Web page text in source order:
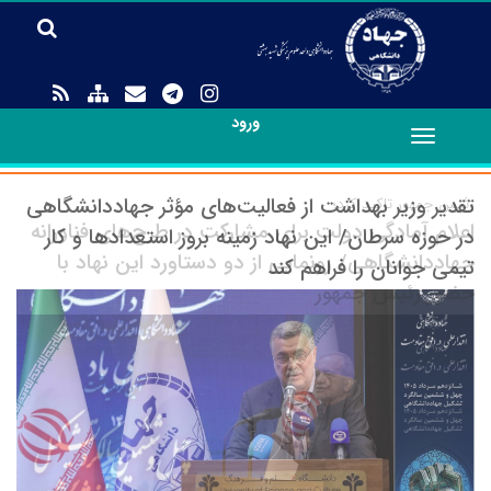
ورود
Toggle
navigation
تقدیر وزیر بهداشت از فعالیت‌های مؤثر جهاددانشگاهی
در حوزه سرطان/ این نهاد زمینه بروز استعدادها و کار
تیمی جوانان را فراهم کند